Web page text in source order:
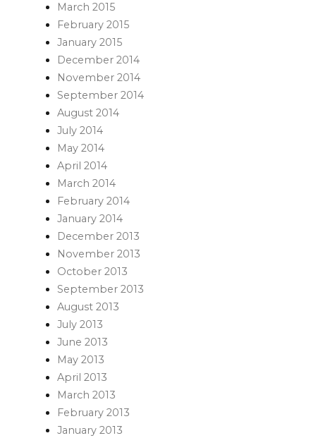
March 2015
February 2015
January 2015
December 2014
November 2014
September 2014
August 2014
July 2014
May 2014
April 2014
March 2014
February 2014
January 2014
December 2013
November 2013
October 2013
September 2013
August 2013
July 2013
June 2013
May 2013
April 2013
March 2013
February 2013
January 2013